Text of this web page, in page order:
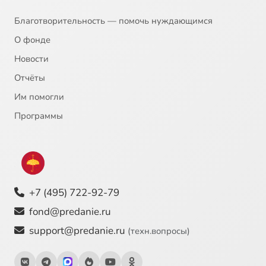
Благотворительность — помочь нуждающимся
О фонде
Новости
Отчёты
Им помогли
Программы
+7 (495) 722-92-79
fond@predanie.ru
support@predanie.ru (техн.вопросы)